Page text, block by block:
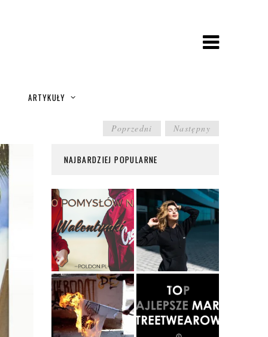
ARTYKUŁY
POST
NAVIGATION
Poprzedni Następny
NAJBARDZIEJ POPULARNE